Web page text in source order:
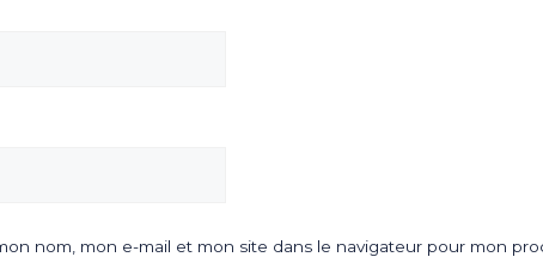
nom, mon e-mail et mon site dans le navigateur pour mon